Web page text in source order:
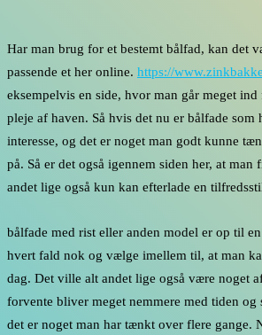
Har man brug for et bestemt bålfad, kan det
passende et her online. https://
eksempelvis en side, hvor man går meget
pleje af haven. Så hvis det nu er bålfade som
interesse, og det er noget man godt kunne
på. Så er det også igennem siden her, at
andet lige også kun kan efterlade en
bålfade med rist eller anden model er op til
hvert fald nok og vælge imellem til, at man
dag. Det ville alt andet lige også være noget
forvente bliver meget nemmere med tiden
det er noget man har tænkt over flere gange.